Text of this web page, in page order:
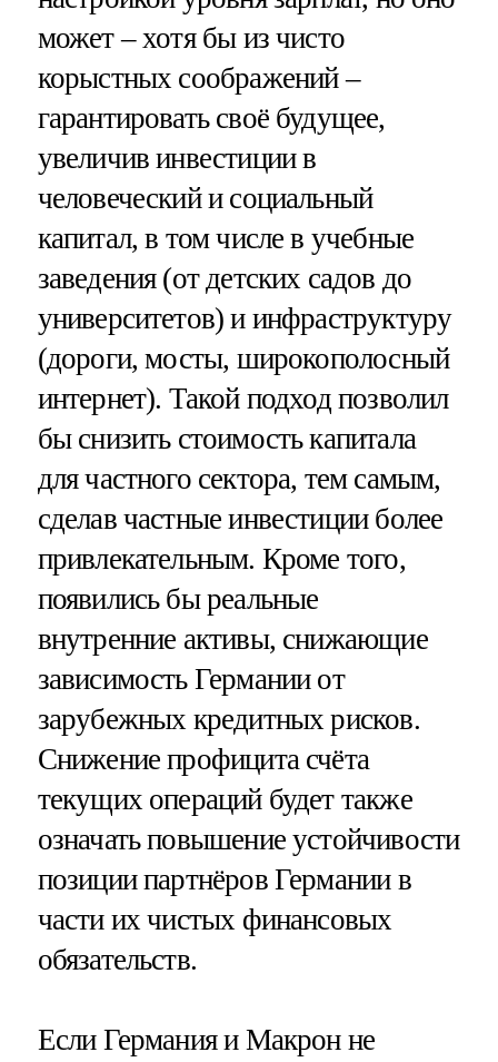
может – хотя бы из чисто
корыстных соображений –
гарантировать своё будущее,
увеличив инвестиции в
человеческий и социальный
капитал, в том числе в учебные
заведения (от детских садов до
университетов) и инфраструктуру
(дороги, мосты, широкополосный
интернет). Такой подход позволил
бы снизить стоимость капитала
для частного сектора, тем самым,
сделав частные инвестиции более
привлекательным. Кроме того,
появились бы реальные
внутренние активы, снижающие
зависимость Германии от
зарубежных кредитных рисков.
Снижение профицита счёта
текущих операций будет также
означать повышение устойчивости
позиции партнёров Германии в
части их чистых финансовых
обязательств.
Если Германия и Макрон не